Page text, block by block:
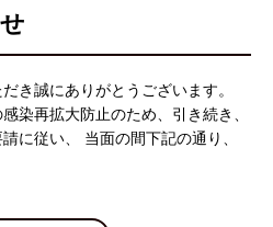
き誠にありがとうございます。
染再拡大防止のため、引き続き、
に従い、 当面の間下記の通り、